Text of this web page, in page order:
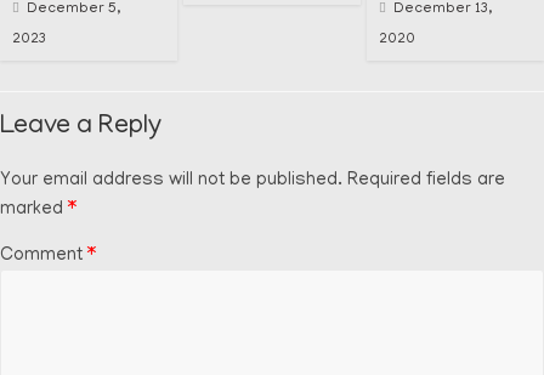
December 5,
2023
December 13,
2020
Leave a Reply
Your email address will not be published. Required fields are
marked *
Comment *